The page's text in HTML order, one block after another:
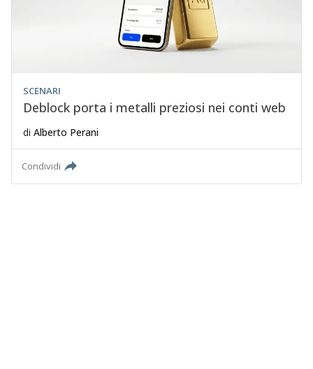
SCENARI
Deblock porta i metalli preziosi nei conti web
di Alberto Perani
Condividi